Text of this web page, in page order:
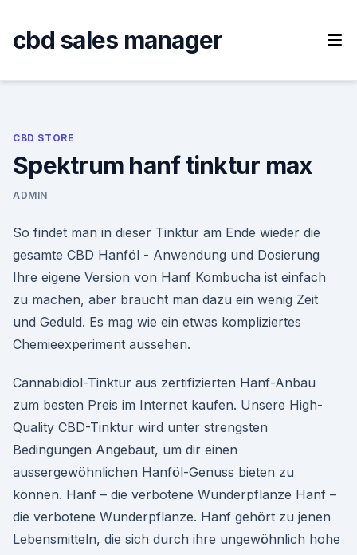
content
cbd sales manager
CBD STORE
Spektrum hanf tinktur max
ADMIN
So findet man in dieser Tinktur am Ende wieder die
gesamte CBD Hanföl - Anwendung und Dosierung
Ihre eigene Version von Hanf Kombucha ist einfach
zu machen, aber braucht man dazu ein wenig Zeit
und Geduld. Es mag wie ein etwas kompliziertes
Chemieexperiment aussehen.
Cannabidiol-Tinktur aus zertifizierten Hanf-Anbau
zum besten Preis im Internet kaufen. Unsere High-
Quality CBD-Tinktur wird unter strengsten
Bedingungen Angebaut, um dir einen
aussergewöhnlichen Hanföl-Genuss bieten zu
können. Hanf – die verbotene Wunderpflanze Hanf –
die verbotene Wunderpflanze. Hanf gehört zu jenen
Lebensmitteln, die sich durch ihre ungewöhnlich hohe